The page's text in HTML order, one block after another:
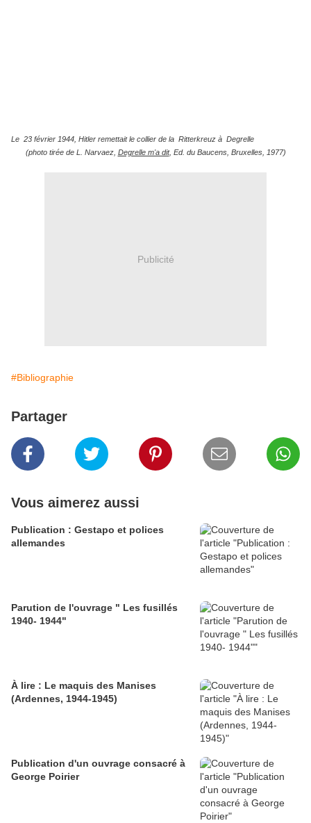
Le 23 février 1944, Hitler remettait le collier de la Ritterkreuz à Degrelle
(photo tirée de L. Narvaez, Degrelle m'a dit, Ed. du Baucens, Bruxelles, 1977)
Publicité
#Bibliographie
Partager
Vous aimerez aussi
Publication : Gestapo et polices
allemandes
Parution de l'ouvrage " Les fusillés
1940- 1944"
À lire : Le maquis des Manises
(Ardennes, 1944-1945)
Publication d'un ouvrage consacré à
George Poirier